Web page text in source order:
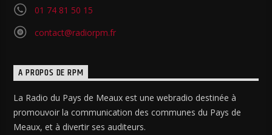
01 74 81 50 15
contact@radiorpm.fr
A PROPOS DE RPM
La Radio du Pays de Meaux est une webradio destinée à
promouvoir la communication des communes du Pays de
Meaux, et à divertir ses auditeurs.